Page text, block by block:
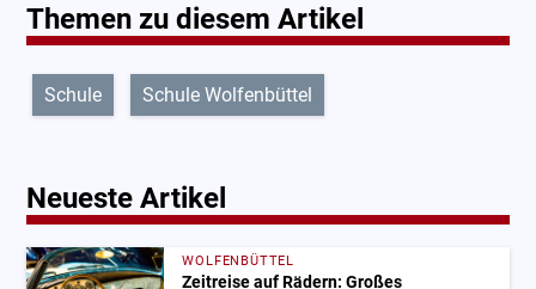
Themen zu diesem Artikel
Schule Schule Wolfenbüttel
Neueste Artikel
WOLFENBÜTTEL
Zeitreise auf Rädern: Großes